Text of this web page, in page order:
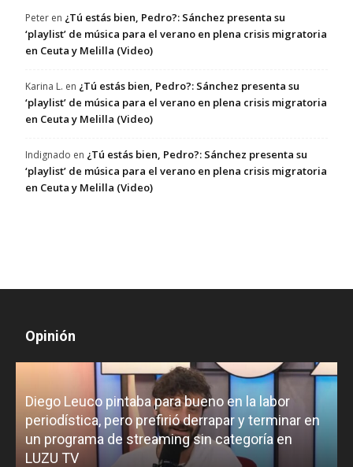
Peter en ¿Tú estás bien, Pedro?: Sánchez presenta su
‘playlist’ de música para el verano en plena crisis migratoria
en Ceuta y Melilla (Video)
Karina L. en ¿Tú estás bien, Pedro?: Sánchez presenta su
‘playlist’ de música para el verano en plena crisis migratoria
en Ceuta y Melilla (Video)
Indignado en ¿Tú estás bien, Pedro?: Sánchez presenta su
‘playlist’ de música para el verano en plena crisis migratoria
en Ceuta y Melilla (Video)
Opinión
Diego Leuco pintaba para bueno en la labor
periodística, pero prefirió derrapar y terminar en
un programa de streaming sin categoría en
LUZU TV